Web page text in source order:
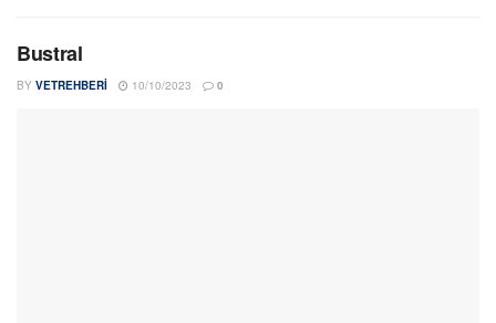
Bustral
BY VETREHBERI 10/10/2023 0